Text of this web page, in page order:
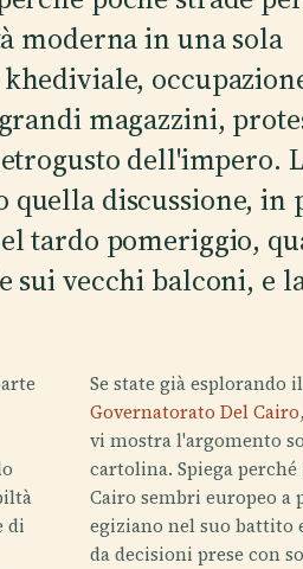
moderna in una sola
magazzini,
dell'impero.
quella discussione, in
tardo pomeriggio,
sui vecchi balconi, e
di
Se state già esplorando il
Governatorato Del Cairo
vi mostra l'argomento
cartolina. Spiega
Cairo sembri europeo a
egiziano nel suo battito
da decisioni prese con